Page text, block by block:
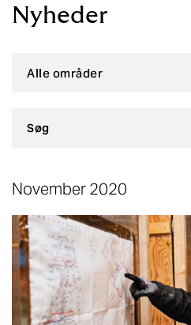
Nyheder
November 2020